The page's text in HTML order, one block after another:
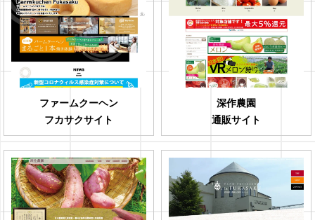
ファームクーヘン
フカサクサイト
深作農園
通販サイト